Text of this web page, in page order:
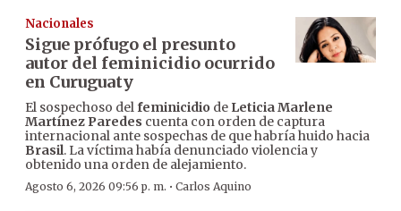
Nacionales
Sigue prófugo el presunto
autor del feminicidio ocurrido
en Curuguaty
El sospechoso delfeminicidio de Leticia Marlene
Martínez Paredes cuenta con orden de captura
internacional ante sospechas de que habría huido hacia
Brasil. La víctima había denunciado violencia y
obtenido una orden de alejamiento.
Agosto 6, 2026 09:56 p. m. · Carlos Aquino